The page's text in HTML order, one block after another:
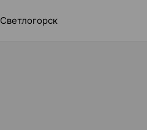
Светлогорск